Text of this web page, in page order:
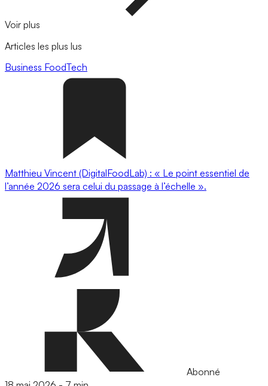
Voir plus
Articles les plus lus
Business FoodTech
Matthieu Vincent (DigitalFoodLab) : « Le point essentiel de
l’année 2026 sera celui du passage à l’échelle ».
Abonné